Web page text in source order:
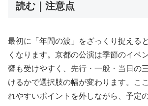
読む｜注意点
最初に「年間の波」をざっくり捉える
くなります。京都の公演は季節のイベ
響も受けやすく、 先行・一般・当日 の
けるかで選択肢の幅が変わります。こ
れやすいポイントを外しながら、予定